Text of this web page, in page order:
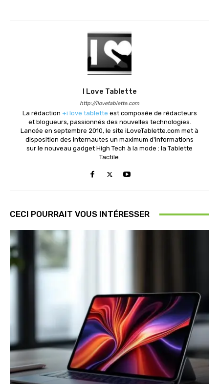
I Love Tablette
http://ilovetablette.com
La rédaction +i love tablette est composée de rédacteurs
et blogueurs, passionnés des nouvelles technologies.
Lancée en septembre 2010, le site iLoveTablette.com met à
disposition des internautes un maximum d'informations
sur le nouveau gadget High Tech à la mode : la Tablette
Tactile.
CECI POURRAIT VOUS INTÉRESSER